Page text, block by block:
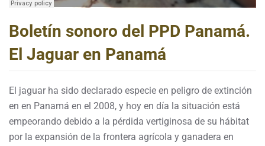
Boletín sonoro del PPD Panamá.
El Jaguar en Panamá
El jaguar ha sido declarado especie en peligro de extinción
en en Panamá en el 2008, y hoy en día la situación está
empeorando debido a la pérdida vertiginosa de su hábitat
por la expansión de la frontera agrícola y ganadera en